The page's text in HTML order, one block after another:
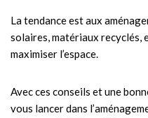
La tendance est aux
solaires, matériaux recyclés,
maximiser l’espace.
Avec ces conseils et une
vous lancer dans